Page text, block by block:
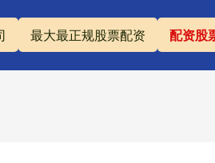
最大最正规股票配资 配资股